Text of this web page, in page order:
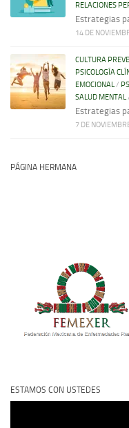
RELACIONES
Estrategias
14 DE
CULTURA
PSICOLOGÍA
EMOCIONAL/
SALUD MENTAL
Estrategias
7 DE
PÁGINA HERMANA
ESTAMOS CON USTEDES